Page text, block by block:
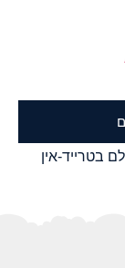
בטרייד-אין